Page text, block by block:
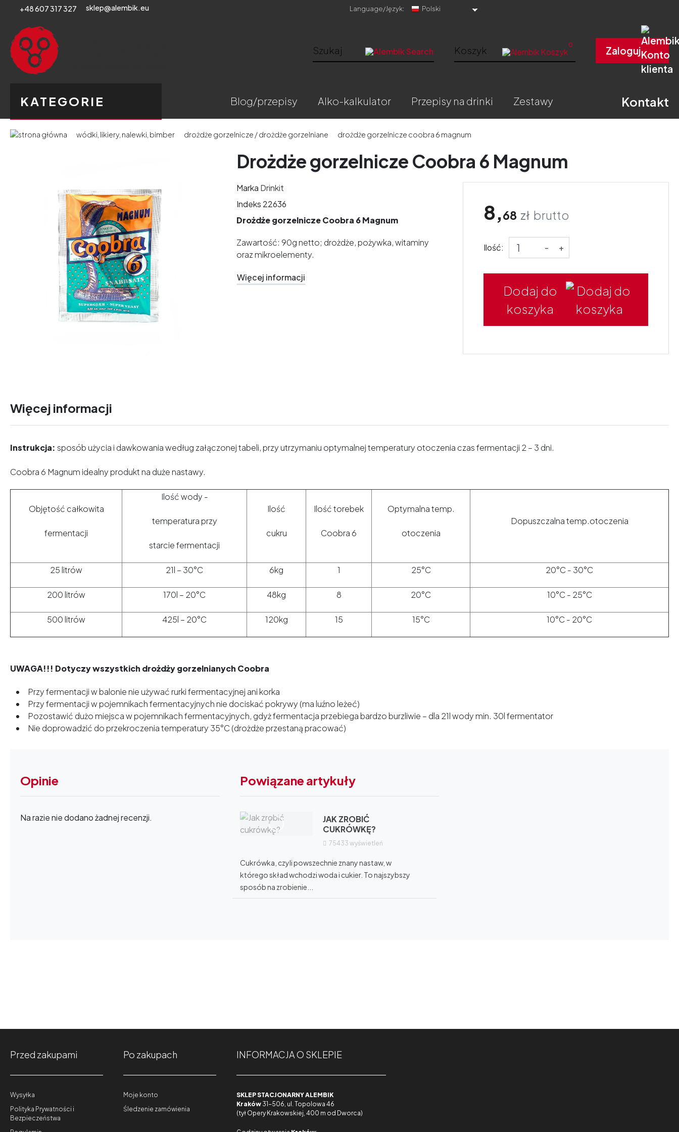
+48 607 317 327 sklep@alembik.eu Language/Język: Polski
Koszyk 0 Zaloguj
KATEGORIE blog/przepisy alko-kalkulator przepisy na drinki zestawy Kontakt
wódki, likiery, nalewki, bimber drożdże gorzelnicze / drożdże gorzelniane drożdże gorzelnicze coobra 6 magnum
Drożdże gorzelnicze Coobra 6 Magnum
Marka Drinkit
Indeks 22636
Drożdże gorzelnicze Coobra 6 Magnum
Zawartość: 90g netto; drożdże, pożywka, witaminy
oraz mikroelementy.
Więcej informacji
8,68 zł brutto
Ilość: - +
Dodaj do
koszyka
Więcej informacji
Instrukcja: sposób użycia i dawkowania według załączonej tabeli, przy utrzymaniu optymalnej temperatury otoczenia czas fermentacji 2 – 3 dni.
Coobra 6 Magnum idealny produkt na duże nastawy.
Objętość całkowita
fermentacji
Ilość wody -
temperatura przy
starcie fermentacji
Ilość
cukru
Ilość torebek
Coobra 6
Optymalna temp.
otoczenia
Dopuszczalna temp.otoczenia
25 litrów 21l – 30°C 6kg 1 25°C 20°C - 30°C
200 litrów 170l – 20°C 48kg 8 20°C 10°C - 25°C
500 litrów 425l – 20°C 120kg 15 15°C 10°C - 20°C
UWAGA!!! Dotyczy wszystkich drożdży gorzelnianych Coobra
Przy fermentacji w balonie nie używać rurki fermentacyjnej ani korka
Przy fermentacji w pojemnikach fermentacyjnych nie dociskać pokrywy (ma luźno leżeć)
Pozostawić dużo miejsca w pojemnikach fermentacyjnych, gdyż fermentacja przebiega bardzo burzliwie – dla 21l wody min. 30l fermentator
Nie doprowadzić do przekroczenia temperatury 35°C (drożdże przestaną pracować)
Opinie
Na razie nie dodano żadnej recenzji.
Powiązane artykuły
JAK ZROBIĆ
CUKRÓWKĘ?
75433wyświetleń
Cukrówka, czyli powszechnie znany nastaw, w
którego skład wchodzi woda i cukier. To najszybszy
sposób na zrobienie...
Przed zakupami
Wysyłka
Polityka Prywatności i
Bezpieczeństwa
Po zakupach
Moje konto
Śledzenie zamówienia
INFORMACJA O SKLEPIE
SKLEP STACJONARNY ALEMBIK
Kraków 31-506, ul. Topolowa 46
(tył Opery Krakowskiej, 400 m od Dworca)